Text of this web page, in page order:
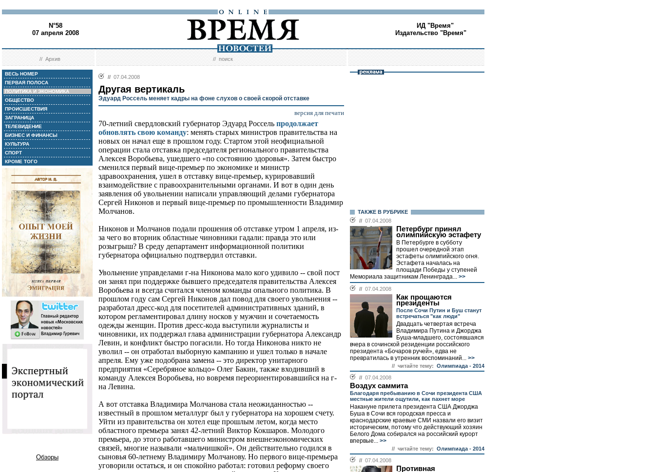
N°58
07 апреля 2008
ИД "Время"
Издательство "Время"
//Архив //поиск
ВЕСЬ НОМЕР
ПЕРВАЯ ПОЛОСА
ПОЛИТИКА И ЭКОНОМИКА
ОБЩЕСТВО
ПРОИСШЕСТВИЯ
ЗАГРАНИЦА
ТЕЛЕВИДЕНИЕ
БИЗНЕС И ФИНАНСЫ
КУЛЬТУРА
СПОРТ
КРОМЕ ТОГО
Обзоры
// 07.04.2008
Другая вертикаль
Эдуард Россель меняет кадры на фоне слухов о своей скорой отставке
версия для печати
70-летний свердловский губернатор Эдуард Россель продолжает
обновлять свою команду: менять старых министров правительства на
новых он начал еще в прошлом году. Стартом этой неофициальной
операции стала отставка председателя регионального правительства
Алексея Воробьева, ушедшего «по состоянию здоровья». Затем быстро
сменился первый вице-премьер по экономике и министр
здравоохранения, ушел в отставку вице-премьер, курировавший
взаимодействие с правоохранительными органами. И вот в один день
заявления об увольнении написали управляющий делами губернатора
Сергей Никонов и первый вице-премьер по промышленности Владимир
Молчанов.
Никонов и Молчанов подали прошения об отставке утром 1 апреля, из-
за чего во вторник областные чиновники гадали: правда это или
розыгрыш? В среду департамент информационной политики
губернатора официально подтвердил отставки.
Увольнение управделами г-на Никонова мало кого удивило -- свой пост
он занял при поддержке бывшего председателя правительства Алексея
Воробьева и всегда считался членом команды опального политика. В
прошлом году сам Сергей Никонов дал повод для своего увольнения --
разработал дресс-код для посетителей административных зданий, в
котором регламентировал длину носков у мужчин и сочетаемость
одежды женщин. Против дресс-кода выступили журналисты и
чиновники, их поддержал глава администрации губернатора Александр
Левин, и конфликт быстро погасили. Но тогда Никонова никто не
уволил -- он отработал выборную кампанию и ушел только в начале
апреля. Ему уже подобрана замена -- это директор унитарного
предприятия «Серебряное кольцо» Олег Бакин, также входивший в
команду Алексея Воробьева, но вовремя переориентировавшийся на г-
на Левина.
А вот отставка Владимира Молчанова стала неожиданностью --
известный в прошлом металлург был у губернатора на хорошем счету.
Уйти из правительства он хотел еще прошлым летом, когда место
областного премьера занял 42-летний Виктор Кокшаров. Молодого
премьера, до этого работавшего министром внешнеэкономических
связей, многие называли «мальчишкой». Он действительно годился в
сыновья 60-летнему Владимиру Молчанову. Но первого вице-премьера
уговорили остаться, и он спокойно работал: готовил реформу своего
ТАКЖЕ В РУБРИКЕ
// 07.04.2008
Петербург принял
олимпийскую эстафету
В Петербурге в субботу
прошел очередной этап
эстафеты олимпийского огня.
Эстафета началась на
площади Победы у ступеней
Мемориала защитникам Ленинграда... >>
// 07.04.2008
Как прощаются
президенты
После Сочи Путин и Буш станут
встречаться "как люди"
Двадцать четвертая встреча
Владимира Путина и Джорджа
Буша-младшего, состоявшаяся
вчера в сочинской резиденции российского
президента «Бочаров ручей», едва не
превратилась в утренник воспоминаний... >>
// читайте тему: Олимпиада - 2014
// 07.04.2008
Воздух саммита
Благодаря пребыванию в Сочи президента США
местные жители ощутили, как пахнет море
Накануне прилета президента США Джорджа
Буша в Сочи вся городская пресса и
краснодарские краевые СМИ назвали его визит
историческим, потому что действующий хозяин
Белого Дома собирался на российский курорт
впервые... >>
// читайте тему: Олимпиада - 2014
// 07.04.2008
Противная